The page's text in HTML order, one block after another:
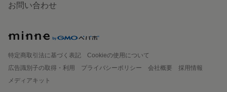
お問い合わせ
特定商取引法に基づく表記
Cookieの使用について
広告識別子の取得・利用
プライバシーポリシー 会社概要
採用情報
メディアキット